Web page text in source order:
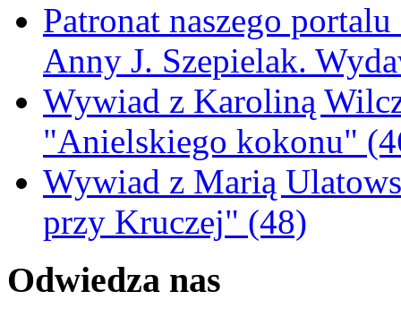
Patronat naszego
Anny J. Szepielak.
Wywiad z Karoliną
"Anielskiego kokonu"
Wywiad z Marią
przy Kruczej" (48)
Odwiedza nas